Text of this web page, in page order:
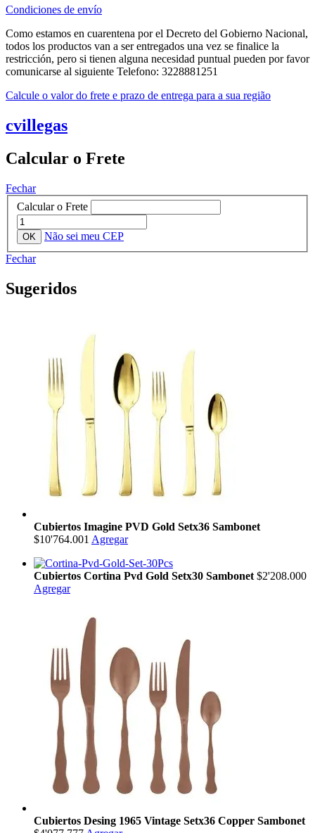
Condiciones de envío
Como estamos en cuarentena por el Decreto del Gobierno Nacional,
todos los productos van a ser entregados una vez se finalice la
restricción, pero si tienen alguna necesidad puntual pueden por favor
comunicarse al siguiente Telefono: 3228881251
Calcule o valor do frete e prazo de entrega para a sua região
cvillegas
Calcular o Frete
Fechar
Calcular o Frete
Não sei meu CEP
Fechar
Sugeridos
Cubiertos Imagine PVD Gold Setx36 Sambonet
$10'764.001 Agregar
Cubiertos Cortina Pvd Gold Setx30 Sambonet $2'208.000
Agregar
Cubiertos Desing 1965 Vintage Setx36 Copper Sambonet